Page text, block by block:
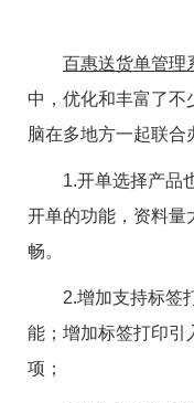
百惠送货单管理
中，优化和丰富了不
脑在多地方一起联合
1.开单选择产品
开单的功能，资料量
畅。
2.增加支持标签
能；增加标签打印引
项；